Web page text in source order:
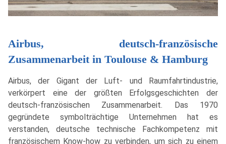
Airbus, deutsch-französische
Zusammenarbeit in Toulouse & Hamburg
Airbus, der Gigant der Luft- und Raumfahrtindustrie,
verkörpert eine der größten Erfolgsgeschichten der
deutsch-französischen Zusammenarbeit. Das 1970
gegründete symbolträchtige Unternehmen hat es
verstanden, deutsche technische Fachkompetenz mit
französischem Know-how zu verbinden, um sich zu einem